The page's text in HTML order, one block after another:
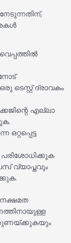
ടെസ്റ്റ് ദ്രാവകം
എല്ലാ
വ്യാപ്തവും